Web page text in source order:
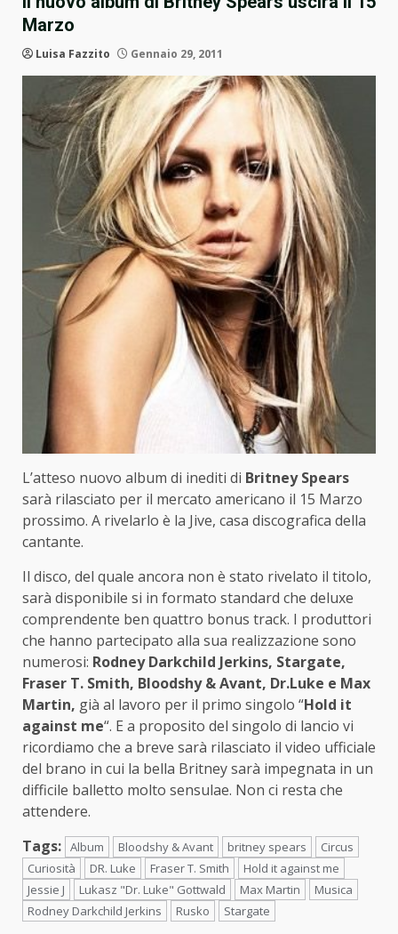
Marzo
Luisa Fazzito Gennaio 29, 2011
L’atteso nuovo album di inediti di Britney Spears
sarà rilasciato per il mercato americano il 15 Marzo
prossimo. A rivelarlo è la Jive, casa discografica della
cantante.
Il disco, del quale ancora non è stato rivelato il titolo,
sarà disponibile si in formato standard che deluxe
comprendente ben quattro bonus track. I produttori
che hanno partecipato alla sua realizzazione sono
numerosi: Rodney Darkchild Jerkins, Stargate,
Fraser T. Smith, Bloodshy & Avant, Dr.Luke e Max
Martin, già al lavoro per il primo singolo “Hold it
against me“. E a proposito del singolo di lancio vi
ricordiamo che a breve sarà rilasciato il video ufficiale
del brano in cui la bella Britney sarà impegnata in un
difficile balletto molto sensulae. Non ci resta che
attendere.
Tags: Album Bloodshy & Avant britney spears
Circus
Curiosità
DR. Luke Fraser T. Smith
Hold it against me
Jessie J
Lukasz "Dr. Luke" Gottwald Max Martin
Musica
Rodney Darkchild Jerkins
Rusko Stargate